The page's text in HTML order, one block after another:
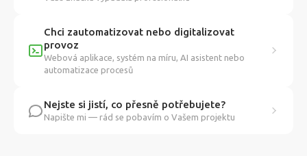
Chci zautomatizovat nebo digitalizovat
provoz
Webová aplikace, systém na míru, AI asistent nebo
automatizace procesů
Nejste si jistí, co přesně potřebujete?
Napište mi — rád se pobavím o Vašem projektu